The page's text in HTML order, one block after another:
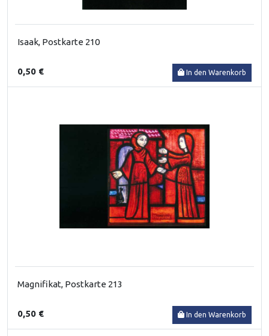
Isaak, Postkarte 210
0,50 € In den Warenkorb
Magnifikat, Postkarte 213
0,50 € In den Warenkorb